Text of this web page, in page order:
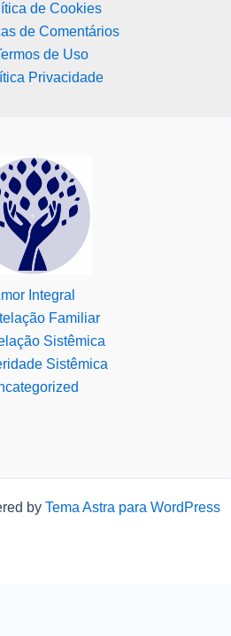
de Cookies
de Comentários
de Uso
Privacidade
Integral
Familiar
Sistêmica
Sistêmica
by Tema Astra para WordPress